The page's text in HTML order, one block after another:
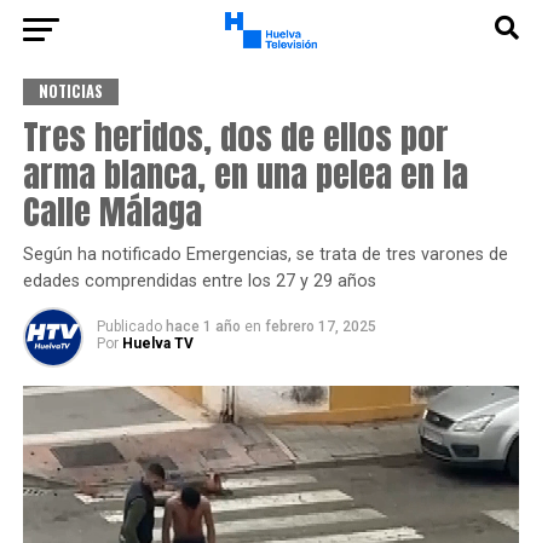
NOTICIAS
Tres heridos, dos de ellos por
arma blanca, en una pelea en la
Calle Málaga
Según ha notificado Emergencias, se trata de tres varones de
edades comprendidas entre los 27 y 29 años
Publicado hace 1 año en febrero 17, 2025
Por Huelva TV